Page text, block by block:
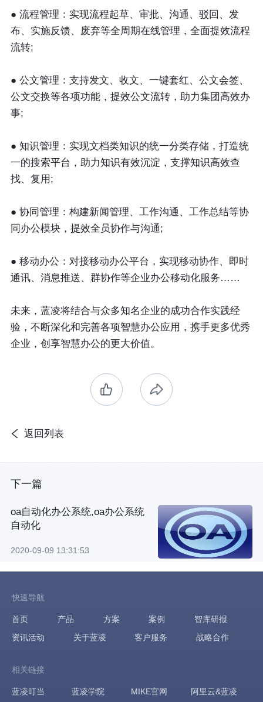
● 流程管理：实现流程起草、审批、沟通、驳回、发
布、实施反馈、废弃等全周期在线管理，全面提效流程
流转;
● 公文管理：支持发文、收文、一键套红、公文会签、
公文交换等各项功能，提效公文流转，助力集团高效办
事;
● 知识管理：实现文档类知识的统一分类存储，打造统
一的搜索平台，助力知识有效沉淀，支撑知识高效查
找、复用;
● 协同管理：构建新闻管理、工作沟通、工作总结等协
同办公模块，提效全员协作与沟通;
● 移动办公：对接移动办公平台，实现移动协作、即时
通讯、消息推送、群协作等企业办公移动化服务……
未来，蓝凌将结合与众多知名企业的成功合作实践经
验，不断深化和完善各项智慧办公应用，携手更多优秀
企业，创享智慧办公的更大价值。
返回列表
下一篇
oa自动化办公系统,oa办公系统
自动化
2020-09-09 13:31:53
快速导航
首页 产品 方案 案例
智库研报
资讯活动
关于蓝凌 客户服务 战略合作
相关链接
蓝凌叮当 蓝凌学院 MIKE官网 阿里云&蓝凌